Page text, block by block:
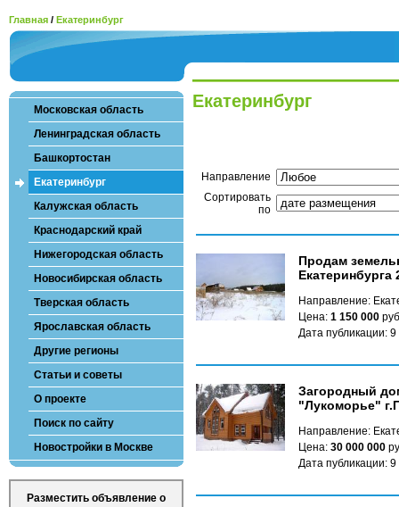
Главная / Екатеринбург
Московская область
Ленинградская область
Башкортостан
Екатеринбург
Калужская область
Краснодарский край
Нижегородская область
Новосибирская область
Тверская область
Ярославская область
Другие регионы
Статьи и советы
О проекте
Поиск по сайту
Новостройки в Москве
Разместить объявление о
Екатеринбург
Направление
Сортировать
по
Продам
Екатеринбурга
Направление:
Цена: 1 150 000
Дата публикации:
Загородный
"Лукоморье"
Направление:
Цена: 30 000 000
Дата публикации: